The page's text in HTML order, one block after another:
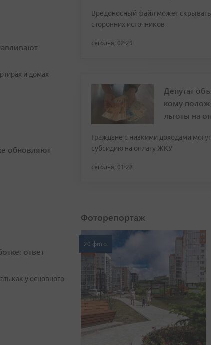
и домах
обновляют
ответ
как у основного
Вредоносный файл может
сторонних источников
сегодня, 02:29
Депутат
кому
льготы на
Граждане с низкими доходами
субсидию на оплату ЖКУ
сегодня, 01:28
Фоторепортаж
20 фото